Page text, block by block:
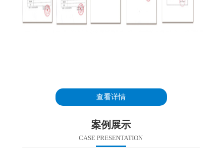
查看详情
案例展示
CASE PRESENTATION